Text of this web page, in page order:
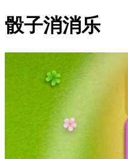
骰子消消乐